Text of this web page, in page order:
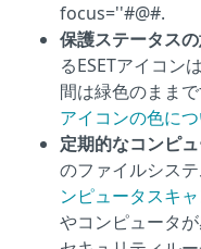
focus=''#@#.
保護ステータス
るESETアイコン
間は緑色のままで
アイコンの色に
定期的なコンピ
のファイルシステ
ンピュータスキ
やコンピュータ